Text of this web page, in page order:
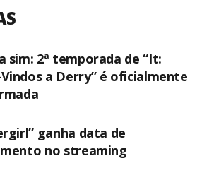
sim: 2ª temporada de “It:
a Derry” é oficialmente
ganha data de
no streaming